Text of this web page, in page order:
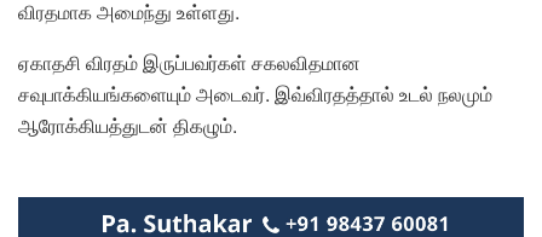
விரதமாக அமைந்து உள்ளது.
ஏகாதசி விரதம் இருப்பவர்கள் சகலவிதமான
சவுபாக்கியங்களையும் அடைவர். இவ்விரதத்தால் உடல் நலமும்
ஆரோக்கியத்துடன் திகழும்.